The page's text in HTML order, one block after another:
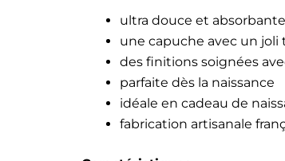
ultra douce et absorbante
une capuche avec un joli
des finitions soignées
parfaite dès la naissance
idéale en cadeau de
fabrication artisanale